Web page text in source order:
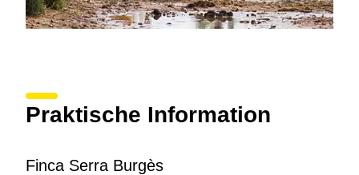
Praktische Information
Finca Serra Burgès